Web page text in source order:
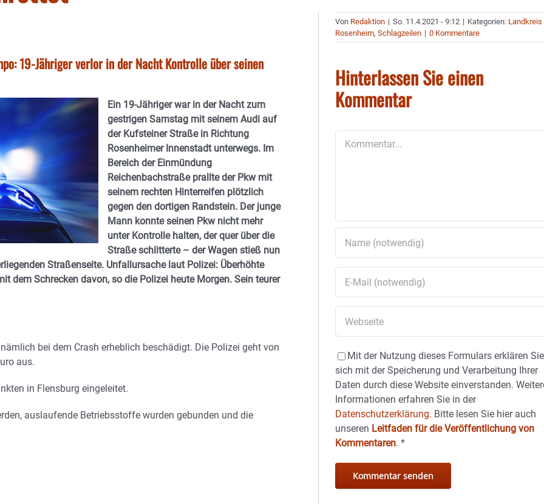
19-Jähriger verlor in der Nacht Kontrolle über seinen
Ein 19-Jähriger war in der Nacht zum
gestrigen Samstag mit seinem Audi auf
der Kufsteiner Straße in Richtung
Rosenheimer Innenstadt unterwegs. Im
Bereich der Einmündung
Reichenbachstraße prallte der Pkw mit
seinem rechten Hinterreifen plötzlich
gegen den dortigen Randstein. Der junge
Mann konnte seinen Pkw nicht mehr
unter Kontrolle halten, der quer über die
Straße schlitterte – der Wagen stieß nun
Straßenseite. Unfallursache laut Polizei: Überhöhte
dem Schrecken davon, so die Polizei heute Morgen. Sein teurer
bei dem Crash erheblich beschädigt. Die Polizei geht von
aus.
in Flensburg eingeleitet.
auslaufende Betriebsstoffe wurden gebunden und die
Von Redaktion | So. 11.4.2021 - 9:12 | Kategorien: Landkreis
Rosenheim,Schlagzeilen | 0 Kommentare
Hinterlassen Sie einen
Kommentar
Mit der Nutzung dieses Formulars erklären Sie
sich mit der Speicherung und Verarbeitung Ihrer
Daten durch diese Website einverstanden.
Informationen erfahren Sie in der
Datenschutzerklärung. Bitte lesen Sie hier auch
unseren Leitfaden für die Veröffentlichung von
Kommentaren.*